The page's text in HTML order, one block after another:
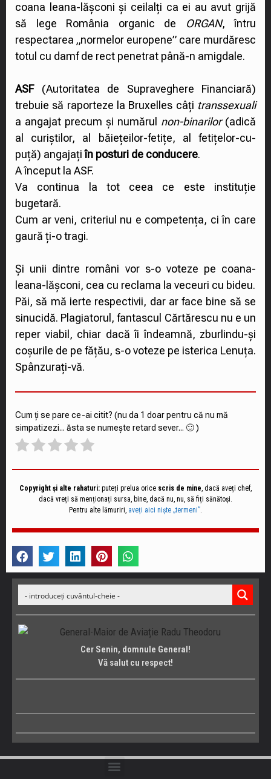
coana leana-lășconi și ceilalți ca ei au avut grijă
să lege România organic de
ORGAN, întru
respectarea „normelor europene” care murdăresc
totul cu damf de rect penetrat până-n amigdale.
ASF (Autoritatea de Supraveghere Financiară)
trebuie să raporteze la Bruxelles câți transsexuali
a angajat precum și numărul non-binarilor(adică
al curiștilor, al băiețeilor-fetițe, al fetițelor-cu-
puță) angajațiîn posturi de conducere.
A început la ASF.
Va continua la tot ceea ce este instituție
bugetară.
Cum ar veni, criteriul nu e competența, ci în care
gaură ți-o tragi.
Și unii dintre români vor s-o voteze pe coana-
leana-lășconi, cea cu reclama la veceuri cu bideu.
Păi, să mă ierte respectivii, dar ar face bine să se
sinucidă. Plagiatorul, fantascul Cărtărescu nu e un
reper viabil, chiar dacă îi îndeamnă, zburlindu-și
coșurile de pe fățău, s-o voteze pe isterica Lenuța.
Spânzurați-vă.
Cum ți se pare ce-ai citit? (nu da 1 doar pentru că nu mă
simpatizezi... ăsta se numește retard sever... 🙂 )
Copyright și alte rahaturi: puteți prelua orice scris de mine, dacă aveți chef,
dacă vreți să menționați sursa, bine, dacă nu, nu, să fiți sănătoși.
Pentru alte lămuriri, aveți aici niște „termeni”.
Cer Senin, domnule General!
Vă salut cu respect!